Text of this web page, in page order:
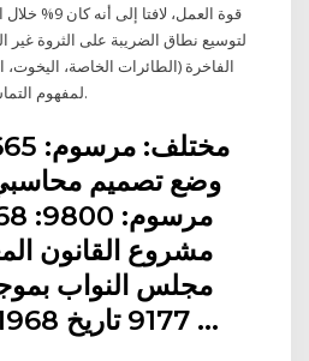
قوة العمل،
لتوسيع نطاق الضريبة على الثروة
الفاخرة (الطائرات الخاصة،
لمفهوم التماسك الاجتماعي الوقع المطلوب.
مشروع القانون
مجلس النواب
9177 تاريخ 18/1/1968 الرامي إلى …